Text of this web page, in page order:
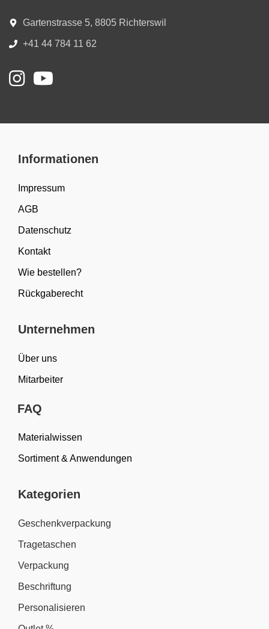
Gartenstrasse 5, 8805 Richterswil
+41 44 784 11 62
Informationen
Impressum
AGB
Datenschutz
Kontakt
Wie bestellen?
Rückgaberecht
Unternehmen
Über uns
Mitarbeiter
FAQ
Materialwissen
Sortiment & Anwendungen
Kategorien
Geschenkverpackung
Tragetaschen
Verpackung
Beschriftung
Personalisieren